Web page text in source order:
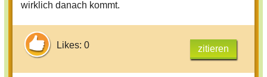
wirklich danach kommt.
Likes: 0 zitieren